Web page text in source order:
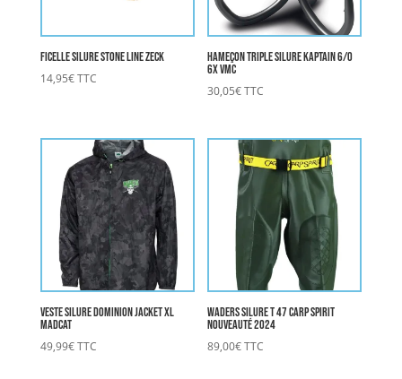
Ficelle Silure Stone Line ZECK
14,95€TTC
Hameçon Triple Silure KAPTAIN 6/0
6X VMC
30,05€TTC
Veste Silure Dominion Jacket XL
MADCAT
49,99€TTC
Waders Silure T 47 Carp Spirit
nouveauté 2024
89,00€TTC